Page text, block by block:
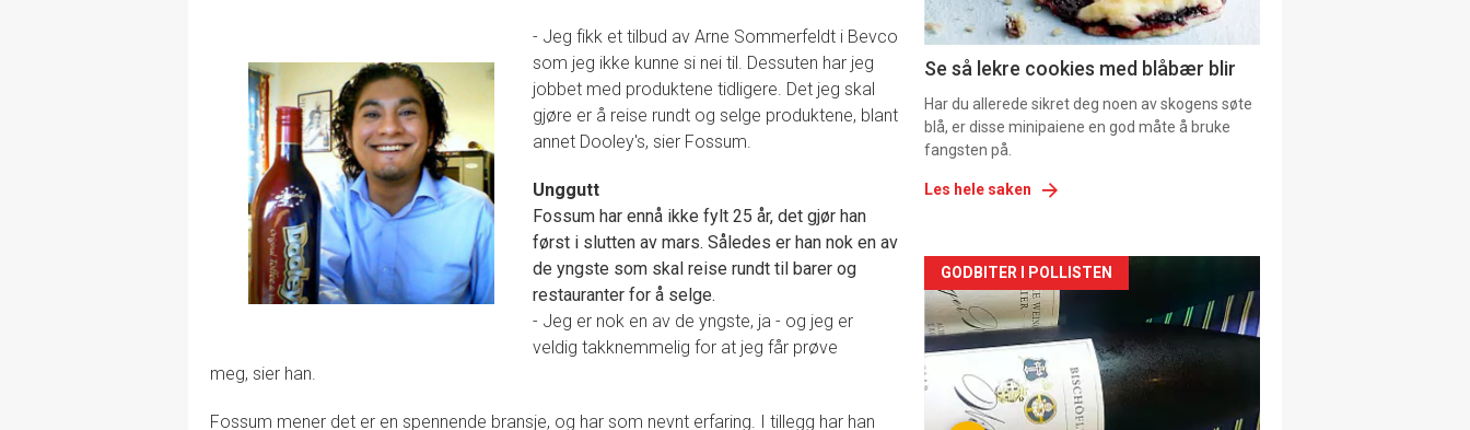
- Jeg fikk et tilbud av Arne Sommerfeldt i Bevco
som jeg ikke kunne si nei til. Dessuten har jeg
jobbet med produktene tidligere. Det jeg skal
gjøre er å reise rundt og selge produktene, blant
annet Dooley's, sier Fossum.
Unggutt
Fossum har ennå ikke fylt 25 år, det gjør han
først i slutten av mars. Således er han nok en av
de yngste som skal reise rundt til barer og
restauranter for å selge.
- Jeg er nok en av de yngste, ja - og jeg er
veldig takknemmelig for at jeg får prøve
meg, sier han.
Fossum mener det er en spennende bransje, og har som nevnt erfaring. I tillegg har han
11
Se så lekre cookies med blåbær blir
Har du allerede sikret deg noen av skogens søte
blå, er disse minipaiene en god måte å bruke
fangsten på.
Les hele saken
Artikler
detail
-
section
GODBITER I POLLISTEN